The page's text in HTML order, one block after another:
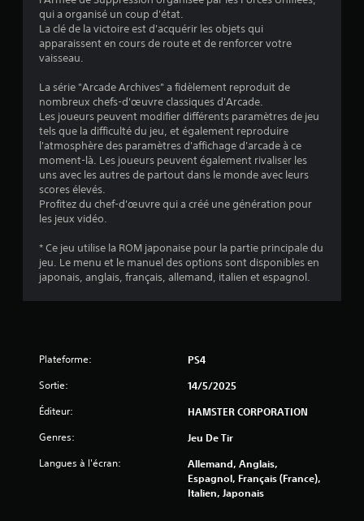
5
é
t
i
l
u
qui a organisé un coup d'état.
La clé de la victoire est d'acquérir les objets qui
apparaissent en cours de route et de renforcer votre
vaisseau.
La série "Arcade Archives" a fidèlement reproduit de
nombreux chefs-d'œuvre classiques d'Arcade.
Les joueurs peuvent modifier différents paramètres de jeu
tels que la difficulté du jeu, et également reproduire
l'atmosphère des paramètres d'affichage d'arcade à ce
moment-là. Les joueurs peuvent également rivaliser les
uns avec les autres de partout dans le monde avec leurs
scores élevés.
Profitez du chef-d'œuvre qui a créé une génération pour
les jeux vidéo.
* Ce jeu utilise la ROM japonaise pour la partie principale du
jeu. Le menu et le manuel des options sont disponibles en
japonais, anglais, français, allemand, italien et espagnol.
Plateforme: PS4
Sortie: 14/5/2025
Éditeur: HAMSTER CORPORATION
Genres: Jeu De Tir
Langues à l'écran:
Allemand, Anglais,
Espagnol, Français (France),
Italien, Japonais